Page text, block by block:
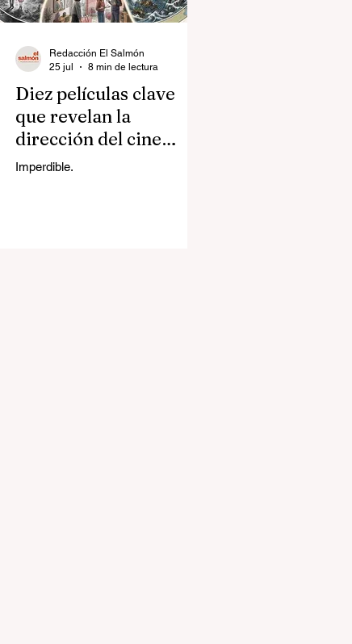
Diez películas clave
que revelan la
dirección del cine
contemporáneo
Imperdible.
Redacción El Salmón
25 jul
8 min de lectura